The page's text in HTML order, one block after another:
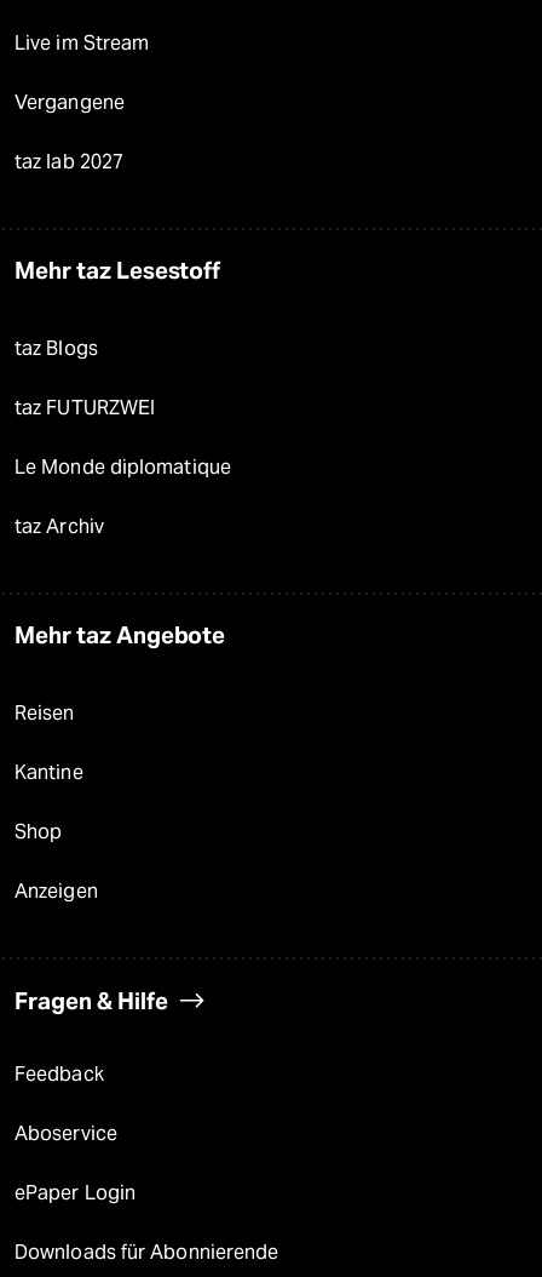
Live im Stream
Vergangene
taz lab 2027
Mehr taz Lesestoff
taz Blogs
taz FUTURZWEI
Le Monde diplomatique
taz Archiv
Mehr taz Angebote
Reisen
Kantine
Shop
Anzeigen
Fragen & Hilfe
Feedback
Aboservice
ePaper Login
Downloads für Abonnierende